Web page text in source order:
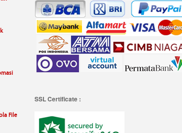
File
SSL Certificate :